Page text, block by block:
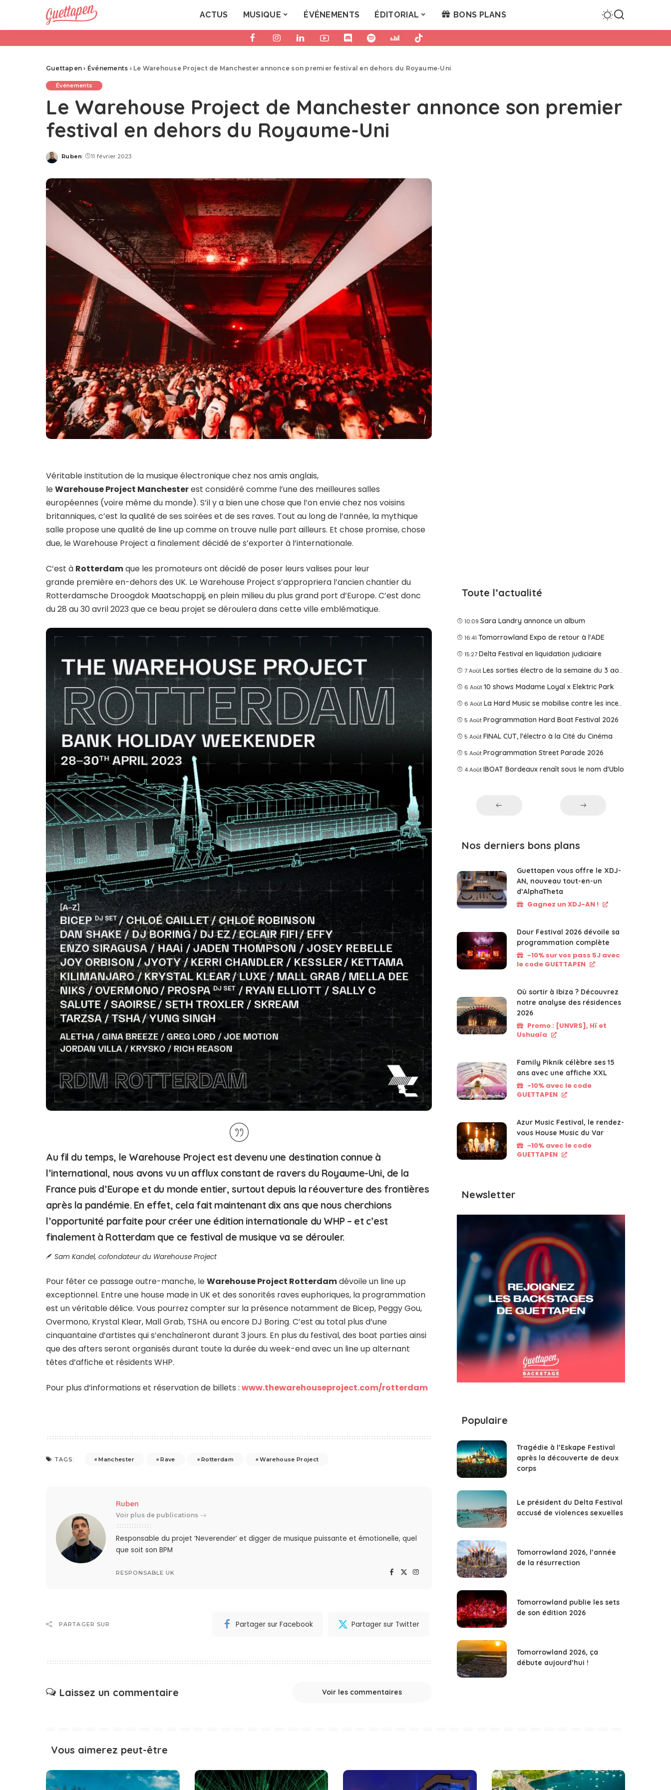
ACTUS MUSIQUE ÉVÉNEMENTS ÉDITORIAL BONS PLANS
Guettapen › Événements › Le Warehouse Project de Manchester annonce son premier festival en dehors du Royaume-Uni
Événements
Le Warehouse Project de Manchester annonce son premier
festival en dehors du Royaume-Uni
Posted
Ruben 11 février 2023
Véritable institution de la musique électronique chez nos amis anglais,
leWarehouse Project Manchesterest considéré comme l’une des meilleures salles
européennes (voire même du monde). S’il y a bien une chose que l’on envie chez nos voisins
britanniques, c’est la qualité de ses soirées et de ses raves. Tout au long de l’année, la mythique
salle propose une qualité de line up comme on trouve nulle part ailleurs. Et chose promise, chose
due, le Warehouse Project a finalement décidé de s’exporter à l’internationale.
C’est à Rotterdamque les promoteurs ont décidé de poser leurs valises pour leur
grande première en-dehors des UK. Le Warehouse Project s’appropriera l’ancien chantier du
Rotterdamsche Droogdok Maatschappij, en plein milieu du plus grand port d’Europe. C’est donc
du 28 au 30 avril 2023 que ce beau projet se déroulera dans cette ville emblématique.
Au fil du temps, le Warehouse Project est devenu une destination connue à
l’international, nous avons vu un afflux constant de ravers du Royaume-Uni, de la
France puis d’Europe et du monde entier, surtout depuis la réouverture des frontières
après la pandémie. En effet, cela fait maintenant dix ans que nous cherchions
l’opportunité parfaite pour créer une édition internationale du WHP – et c’est
finalement à Rotterdam que ce festival de musique va se dérouler.
Sam Kandel, cofondateur du Warehouse Project
Pour fêter ce passage outre-manche, leWarehouse Project Rotterdamdévoile un line up
exceptionnel. Entre une house made in UK et des sonorités raves euphoriques, la programmation
est un véritable délice. Vous pourrez compter sur la présence notamment de Bicep, Peggy Gou,
Overmono, Krystal Klear, Mall Grab, TSHA ou encore DJ Boring. C’est au total plus d’une
cinquantaine d’artistes qui s’enchaîneront durant 3 jours. En plus du festival, des boat parties ainsi
que des afters seront organisés durant toute la durée du week-end avec un line up alternant
têtes d’affiche et résidents WHP.
Pour plus d’informations et réservation de billets :www.thewarehouseproject.com/rotterdam
TAGS: Manchester Rave Rotterdam Warehouse Project
Ruben
Voir plus de publications
Responsable du projet ‘Neverender’ et digger de musique puissante et émotionelle, quel
que soit son BPM
RESPONSABLE UK
PARTAGER SUR Partager sur Facebook Partager sur Twitter
Laissez un commentaire Voir les commentaires
Toute l’actualité
10:09 Sara Landry annonce un album
16:41 Tomorrowland Expo de retour à l'ADE
15:27 Delta Festival en liquidation judiciaire
7 Août Les sorties électro de la semaine du 3 août 2026
6 Août 10 shows Madame Loyal x Elektric Park
6 Août La Hard Music se mobilise contre les incendies
5 Août Programmation Hard Boat Festival 2026
5 Août FINAL CUT, l'électro à la Cité du Cinéma
5 Août Programmation Street Parade 2026
4 Août IBOAT Bordeaux renaît sous le nom d'Ublo
Nos derniers bons plans
Guettapen vous offre le XDJ-
AN, nouveau tout-en-un
d’AlphaTheta
Gagnez un XDJ-AN !
Dour Festival 2026 dévoile sa
programmation complète
-10% sur vos pass 5J avec
le code GUETTAPEN
Où sortir à Ibiza ? Découvrez
notre analyse des résidences
2026
Promo : [UNVRS], Hï et
Ushuaïa
Family Piknik célèbre ses 15
ans avec une affiche XXL
-10% avec le code
GUETTAPEN
Azur Music Festival, le rendez-
vous House Music du Var
-10% avec le code
GUETTAPEN
Newsletter
Populaire
Tragédie à l’Eskape Festival
après la découverte de deux
corps
Le président du Delta Festival
accusé de violences sexuelles
Tomorrowland 2026, l’année
de la résurrection
Tomorrowland publie les sets
de son édition 2026
Tomorrowland 2026, ça
débute aujourd’hui !
Vous aimerez peut-être